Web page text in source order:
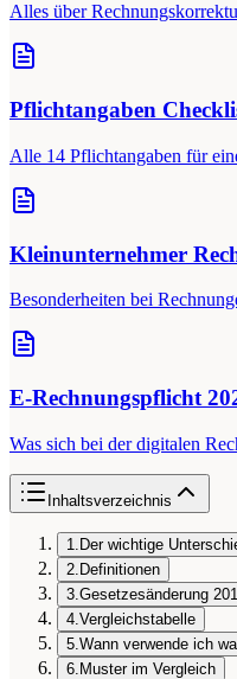
Alles über
Pflichtangaben
Alle 14 Pflichtangaben für
Kleinunternehmer
Besonderheiten bei
E-Rechnungspflicht
Was sich bei der digitalen
Inhaltsverzeichnis
1. Der wichtige
2. Definitionen
3. Gesetzesänderung
4. Vergleichstabelle
5. Wann verwende ich
6. Muster im Vergleich